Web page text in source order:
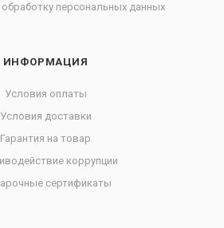
персональных данных
ИНФОРМАЦИЯ
Условия оплаты
Условия доставки
Гарантия на товар
коррупции
сертификаты